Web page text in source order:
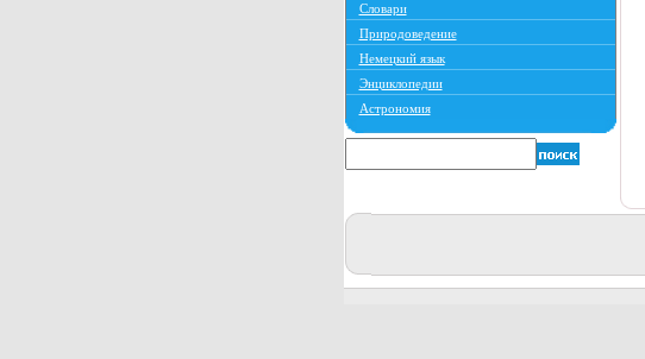
Словари
Природоведение
Немецкий язык
Энциклопедии
Астрономия